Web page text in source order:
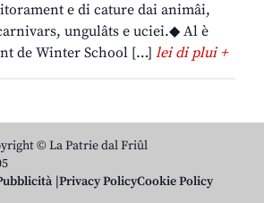
e di cature dai animâi,
ungulâts e uciei.◆ Al è
de Winter School […] lei di plui +
© La Patrie dal Friûl
Privacy PolicyCookie Policy